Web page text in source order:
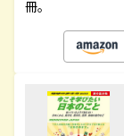
冊。